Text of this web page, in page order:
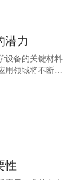
潜力
设备的关键材料
用领域将不断拓
信氮化硅薄膜将
的作用。
性